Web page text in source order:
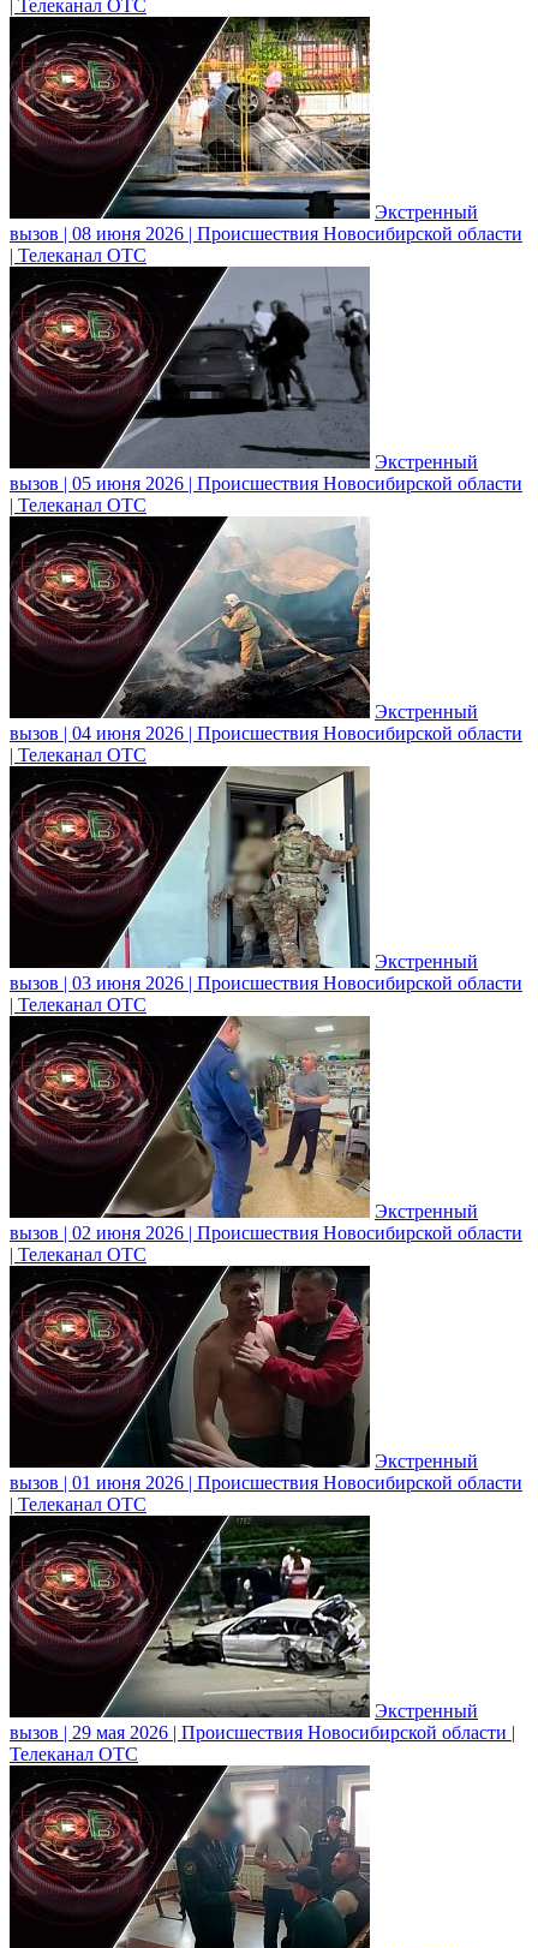
| Телеканал ОТС
Экстренный
вызов | 08 июня 2026 | Происшествия Новосибирской области
| Телеканал ОТС
Экстренный
вызов | 05 июня 2026 | Происшествия Новосибирской области
| Телеканал ОТС
Экстренный
вызов | 04 июня 2026 | Происшествия Новосибирской области
| Телеканал ОТС
Экстренный
вызов | 03 июня 2026 | Происшествия Новосибирской области
| Телеканал ОТС
Экстренный
вызов | 02 июня 2026 | Происшествия Новосибирской области
| Телеканал ОТС
Экстренный
вызов | 01 июня 2026 | Происшествия Новосибирской области
| Телеканал ОТС
Экстренный
вызов | 29 мая 2026 | Происшествия Новосибирской области |
Телеканал ОТС